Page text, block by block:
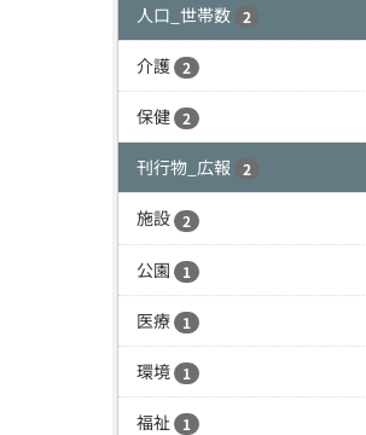
人口_世帯数 2
介護 2
保健 2
刊行物_広報 2
施設 2
公園 1
医療 1
環境 1
福祉 1